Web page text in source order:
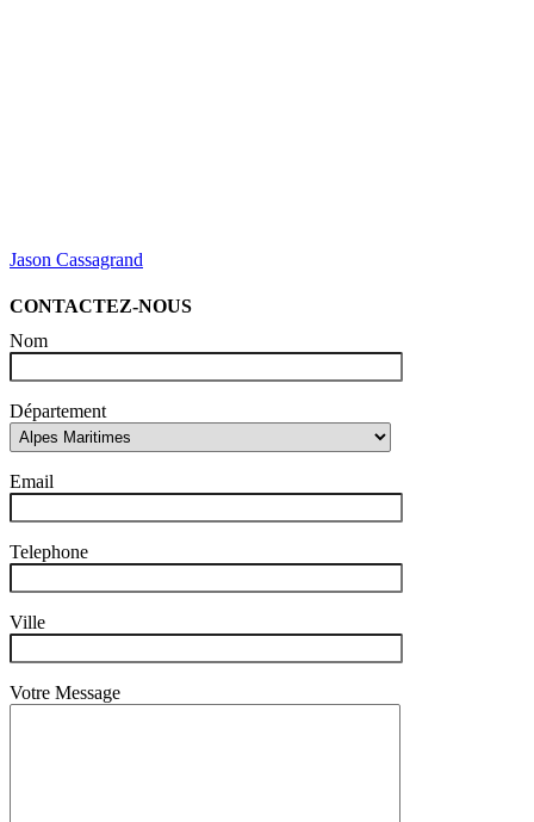
Jason Cassagrand
CONTACTEZ-NOUS
Nom
Département
Email
Telephone
Ville
Votre Message